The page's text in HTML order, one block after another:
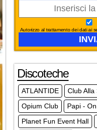
Autorizzo al trattamento dei dati ai
Discoteche
ATLANTIDE Club Alla
Opium Club
Papi -
Planet Fun Event Hall